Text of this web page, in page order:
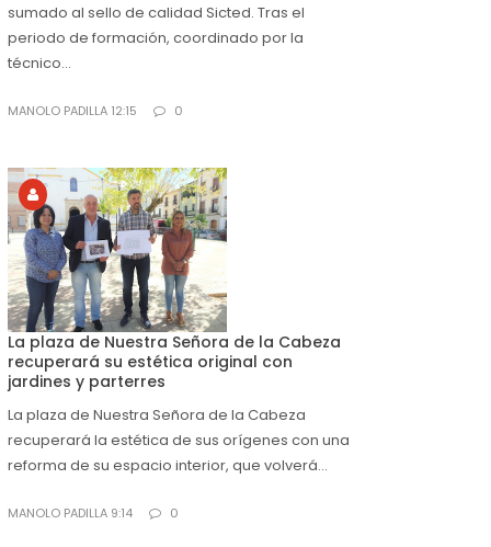
sumado al sello de calidad Sicted. Tras el
periodo de formación, coordinado por la
técnico...
MANOLO PADILLA 12:15 0
La plaza de Nuestra Señora de la Cabeza
recuperará su estética original con
jardines y parterres
La plaza de Nuestra Señora de la Cabeza
recuperará la estética de sus orígenes con una
reforma de su espacio interior, que volverá...
MANOLO PADILLA 9:14 0